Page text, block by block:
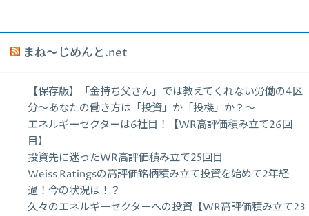
まね～じめんと.net
【保存版】「金持ち父さん」では教えてくれない労働の4区
分〜あなたの働き方は「投資」か「投機」か？〜
エネルギーセクターは6社目！【WR高評価積み立て26回
目】
投資先に迷ったWR高評価積み立て25回目
Weiss Ratingsの高評価銘柄積み立て投資を始めて2年経
過！今の状況は！？
久々のエネルギーセクターへの投資【WR高評価積み立て23